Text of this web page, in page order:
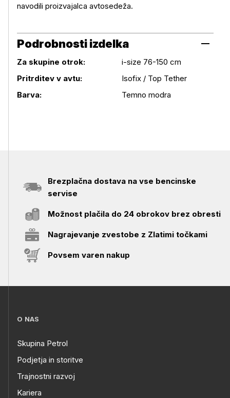
navodili proizvajalca avtosedeža.
Podrobnosti izdelka
Podrobnosti izdelka
Za skupine otrok:
i-size 76-150 cm
Pritrditev v avtu:
Isofix / Top Tether
Barva:
Temno modra
Brezplačna dostava na vse bencinske
servise
Možnost plačila do 24 obrokov brez obresti
Nagrajevanje zvestobe z Zlatimi točkami
Povsem varen nakup
O NAS
Skupina Petrol
Podjetja in storitve
Trajnostni razvoj
Kariera